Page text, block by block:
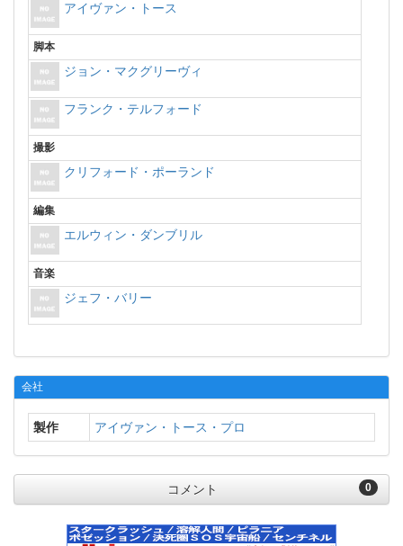
アイヴァン・トース
脚本
ジョン・マクグリーヴィ
フランク・テルフォード
撮影
クリフォード・ポーランド
編集
エルウィン・ダンブリル
音楽
ジェフ・バリー
会社
製作 アイヴァン・トース・プロ
0
コメント